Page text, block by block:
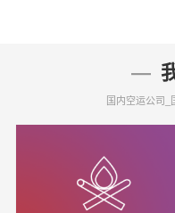
国内空运公司_